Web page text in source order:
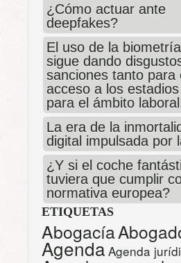
¿Cómo actuar ante
deepfakes?
El uso de la biometría
sigue dando
sanciones tanto para
acceso a los
para el ámbito
La era de la
digital impulsada por
¿Y si el coche
tuviera que cumplir
normativa europea?
ETIQUETAS
Abogacía
Agenda Agenda